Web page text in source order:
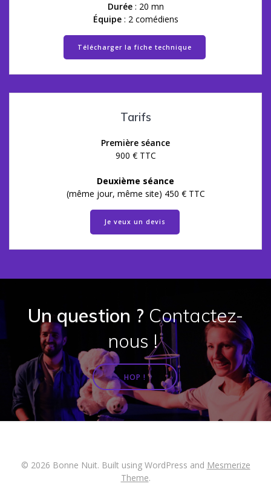
Durée: 20 mn
Équipe: 2 comédiens
Télécharger la fiche technique
Tarifs
Première séance
900 € TTC
Deuxième séance
(même jour, même site) 450 € TTC
Je veux un devis
Un question ? Contactez-
nous !
HOP !
© 2026 Bonne Nuit. Built using WordPress and Mesmerize
Theme.